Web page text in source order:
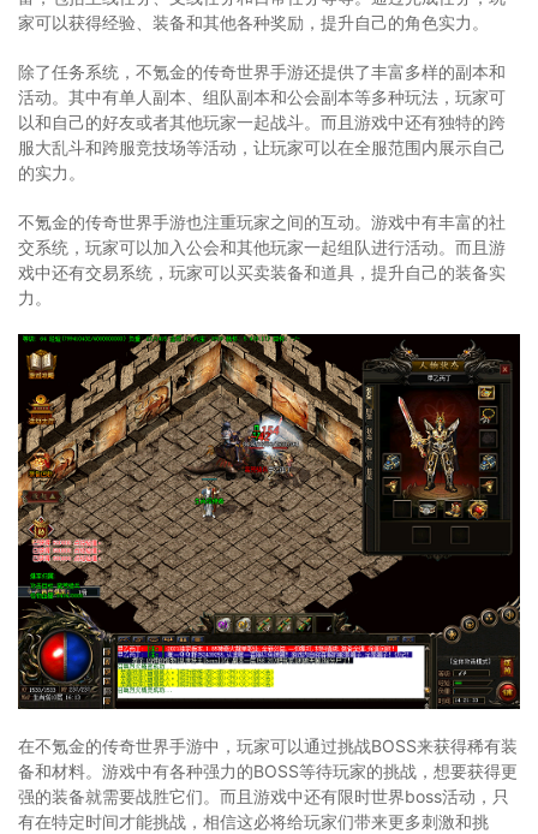
家可以获得经验、装备和其他各种奖励，提升自己的角色实力。
除了任务系统，不氪金的传奇世界手游还提供了丰富多样的副本和
活动。其中有单人副本、组队副本和公会副本等多种玩法，玩家可
以和自己的好友或者其他玩家一起战斗。而且游戏中还有独特的跨
服大乱斗和跨服竞技场等活动，让玩家可以在全服范围内展示自己
的实力。
不氪金的传奇世界手游也注重玩家之间的互动。游戏中有丰富的社
交系统，玩家可以加入公会和其他玩家一起组队进行活动。而且游
戏中还有交易系统，玩家可以买卖装备和道具，提升自己的装备实
力。
在不氪金的传奇世界手游中，玩家可以通过挑战BOSS来获得稀有装
备和材料。游戏中有各种强力的BOSS等待玩家的挑战，想要获得更
强的装备就需要战胜它们。而且游戏中还有限时世界boss活动，只
有在特定时间才能挑战，相信这必将给玩家们带来更多刺激和挑